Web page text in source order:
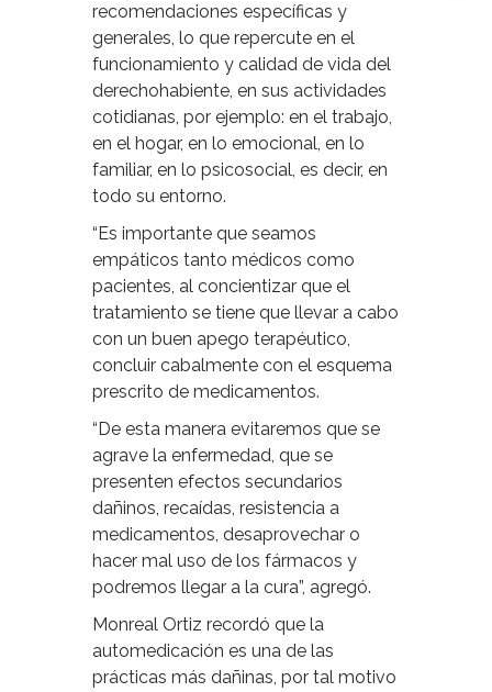
recomendaciones específicas y
generales, lo que repercute en el
funcionamiento y calidad de vida del
derechohabiente, en sus actividades
cotidianas, por ejemplo: en el trabajo,
en el hogar, en lo emocional, en lo
familiar, en lo psicosocial, es decir, en
todo su entorno.
“Es importante que seamos
empáticos tanto médicos como
pacientes, al concientizar que el
tratamiento se tiene que llevar a cabo
con un buen apego terapéutico,
concluir cabalmente con el esquema
prescrito de medicamentos.
“De esta manera evitaremos que se
agrave la enfermedad, que se
presenten efectos secundarios
dañinos, recaídas, resistencia a
medicamentos, desaprovechar o
hacer mal uso de los fármacos y
podremos llegar a la cura”, agregó.
Monreal Ortiz recordó que la
automedicación es una de las
prácticas más dañinas, por tal motivo